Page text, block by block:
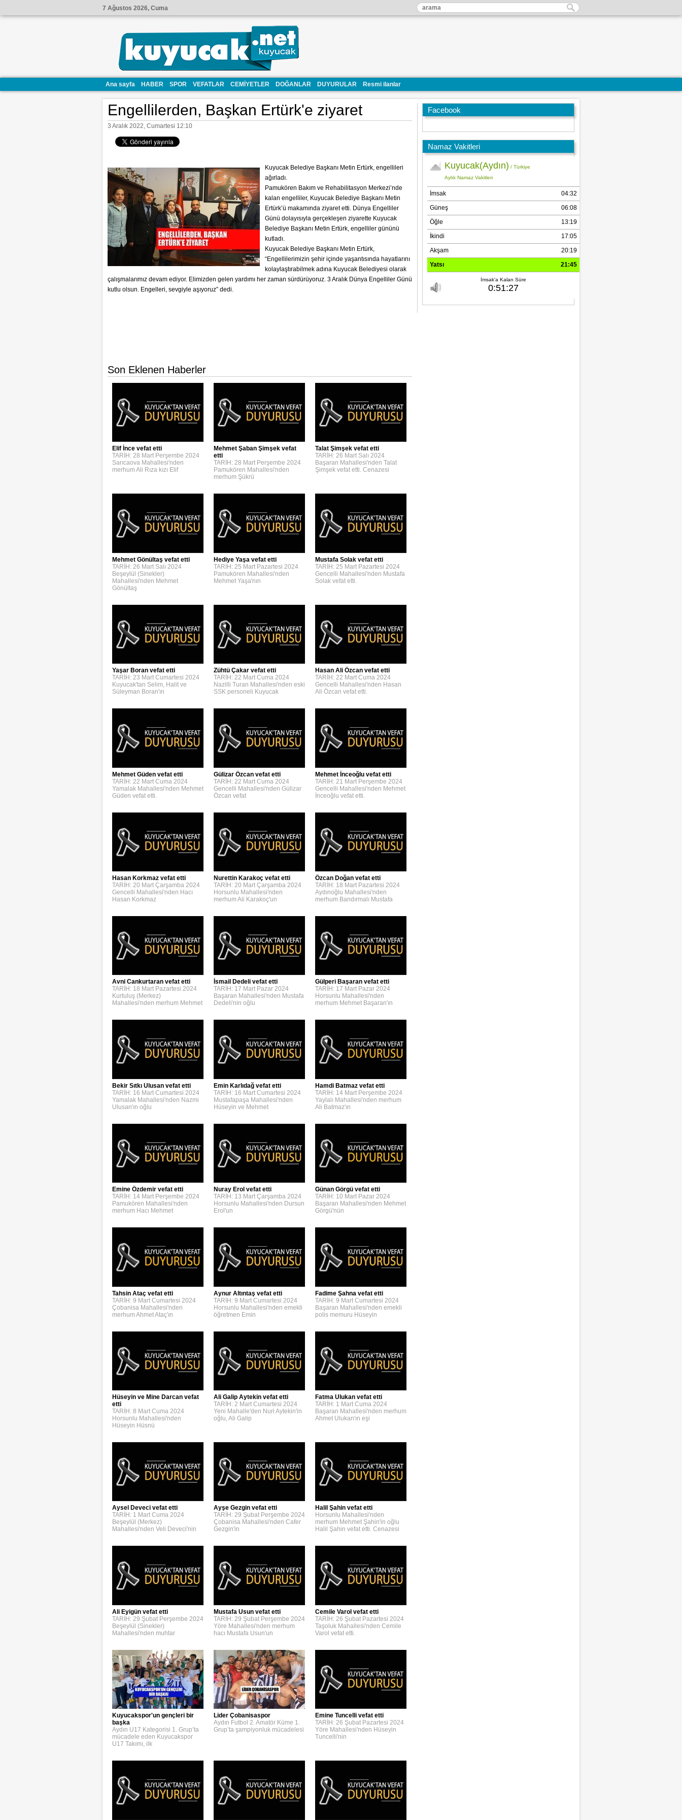
7 Ağustos 2026, Cuma
Ana sayfa HABER SPOR VEFATLAR CEMİYETLER DOĞANLAR DUYURULAR Resmi ilanlar
Facebook
Namaz Vakitleri
Engellilerden, Başkan Ertürk'e ziyaret
3 Aralık 2022, Cumartesi 12:10
Kuyucak Belediye Başkanı Metin Ertürk, engellileri
ağırladı.
Pamukören Bakım ve Rehabilitasyon Merkezi’nde
kalan engelliler, Kuyucak Belediye Başkanı Metin
Ertürk’ü makamında ziyaret etti. Dünya Engelliler
Günü dolayısıyla gerçekleşen ziyarette Kuyucak
Belediye Başkanı Metin Ertürk, engelliler gününü
kutladı.
Kuyucak Belediye Başkanı Metin Ertürk,
“Engellilerimizin şehir içinde yaşantısında hayatlarını
kolaylaştırabilmek adına Kuyucak Belediyesi olarak
çalışmalarımız devam ediyor. Elimizden gelen yardımı her zaman sürdürüyoruz. 3 Aralık Dünya Engelliler Günü
kutlu olsun. Engelleri, sevgiyle aşıyoruz” dedi.
Son Eklenen Haberler
Elif İnce vefat etti
TARİH: 28 Mart Perşembe 2024
Sarıcaova Mahallesi'nden
merhum Ali Rıza kızı Elif
Mehmet Şaban Şimşek vefat
etti
TARİH: 28 Mart Perşembe 2024
Pamukören Mahallesi'nden
merhum Şükrü
Talat Şimşek vefat etti
TARİH: 26 Mart Salı 2024
Başaran Mahallesi'nden Talat
Şimşek vefat etti. Cenazesi
Mehmet Gönültaş vefat etti
TARİH: 26 Mart Salı 2024
Beşeylül (Sinekler)
Mahallesi'nden Mehmet
Gönültaş
Hediye Yaşa vefat etti
TARİH: 25 Mart Pazartesi 2024
Pamukören Mahallesi'nden
Mehmet Yaşa'nın
Mustafa Solak vefat etti
TARİH: 25 Mart Pazartesi 2024
Gencelli Mahallesi'nden Mustafa
Solak vefat etti.
Yaşar Boran vefat etti
TARİH: 23 Mart Cumartesi 2024
Kuyucak'tan Selim, Halit ve
Süleyman Boran'ın
Zühtü Çakar vefat etti
TARİH: 22 Mart Cuma 2024
Nazilli Turan Mahallesi'nden eski
SSK personeli Kuyucak
Hasan Ali Özcan vefat etti
TARİH: 22 Mart Cuma 2024
Gencelli Mahallesi'nden Hasan
Ali Özcan vefat etti.
Mehmet Güden vefat etti
TARİH: 22 Mart Cuma 2024
Yamalak Mahallesi'nden Mehmet
Güden vefat etti.
Gülizar Özcan vefat etti
TARİH: 22 Mart Cuma 2024
Gencelli Mahallesi'nden Gülizar
Özcan vefat
Mehmet İnceoğlu vefat etti
TARİH: 21 Mart Perşembe 2024
Gencelli Mahallesi'nden Mehmet
İnceoğlu vefat etti.
Hasan Korkmaz vefat etti
TARİH: 20 Mart Çarşamba 2024
Gencelli Mahallesi'nden Hacı
Hasan Korkmaz
Nurettin Karakoç vefat etti
TARİH: 20 Mart Çarşamba 2024
Horsunlu Mahallesi'nden
merhum Ali Karakoç'un
Özcan Doğan vefat etti
TARİH: 18 Mart Pazartesi 2024
Aydınoğlu Mahallesi'nden
merhum Bandırmalı Mustafa
Avni Cankurtaran vefat etti
TARİH: 18 Mart Pazartesi 2024
Kurtuluş (Merkez)
Mahallesi'nden merhum Mehmet
İsmail Dedeli vefat etti
TARİH: 17 Mart Pazar 2024
Başaran Mahallesi'nden Mustafa
Dedeli'nin oğlu
Gülperi Başaran vefat etti
TARİH: 17 Mart Pazar 2024
Horsunlu Mahallesi'nden
merhum Mehmet Başaran'ın
Bekir Sıtkı Ulusan vefat etti
TARİH: 16 Mart Cumartesi 2024
Yamalak Mahallesi'nden Nazmi
Ulusan'ın oğlu
Emin Karlıdağ vefat etti
TARİH: 16 Mart Cumartesi 2024
Mustafapaşa Mahallesi'nden
Hüseyin ve Mehmet
Hamdi Batmaz vefat etti
TARİH: 14 Mart Perşembe 2024
Yaylalı Mahallesi'nden merhum
Ali Batmaz'ın
Emine Özdemir vefat etti
TARİH: 14 Mart Perşembe 2024
Pamukören Mahallesi'nden
merhum Hacı Mehmet
Nuray Erol vefat etti
TARİH: 13 Mart Çarşamba 2024
Horsunlu Mahallesi'nden Dursun
Erol'un
Günan Görgü vefat etti
TARİH: 10 Mart Pazar 2024
Başaran Mahallesi'nden Mehmet
Görgü'nün
Tahsin Ataç vefat etti
TARİH: 9 Mart Cumartesi 2024
Çobanisa Mahallesi'nden
merhum Ahmet Ataç'ın
Aynur Altıntaş vefat etti
TARİH: 9 Mart Cumartesi 2024
Horsunlu Mahallesi'nden emekli
öğretmen Emin
Fadime Şahna vefat etti
TARİH: 9 Mart Cumartesi 2024
Başaran Mahallesi'nden emekli
polis memuru Hüseyin
Hüseyin ve Mine Darcan vefat
etti
TARİH: 8 Mart Cuma 2024
Horsunlu Mahallesi'nden
Hüseyin Hüsnü
Ali Galip Aytekin vefat etti
TARİH: 2 Mart Cumartesi 2024
Yeni Mahalle'den Nuri Aytekin'in
oğlu, Ali Galip
Fatma Ulukan vefat etti
TARİH: 1 Mart Cuma 2024
Başaran Mahallesi'nden merhum
Ahmet Ulukan'ın eşi
Aysel Deveci vefat etti
TARİH: 1 Mart Cuma 2024
Beşeylül (Merkez)
Mahallesi'nden Veli Deveci'nin
Ayşe Gezgin vefat etti
TARİH: 29 Şubat Perşembe 2024
Çobanisa Mahallesi'nden Cafer
Gezgin'in
Halil Şahin vefat etti
Horsunlu Mahallesi'nden
merhum Mehmet Şahin'in oğlu
Halil Şahin vefat etti. Cenazesi
Ali Eyigün vefat etti
TARİH: 29 Şubat Perşembe 2024
Beşeylül (Sinekler)
Mahallesi'nden muhtar
Mustafa Usun vefat etti
TARİH: 29 Şubat Perşembe 2024
Yöre Mahallesi'nden merhum
hacı Mustafa Usun'un
Cemile Varol vefat etti
TARİH: 26 Şubat Pazartesi 2024
Taşoluk Mahallesi'nden Cemile
Varol vefat etti.
Kuyucakspor'un gençleri bir
başka
Aydın U17 Kategorisi 1. Grup’ta
mücadele eden Kuyucakspor
U17 Takımı, ilk
Lider Çobanisaspor
Aydın Futbol 2. Amatör Küme 1.
Grup’ta şampiyonluk mücadelesi
Emine Tuncelli vefat etti
TARİH: 26 Şubat Pazartesi 2024
Yöre Mahallesi'nden Hüseyin
Tuncelli'nin